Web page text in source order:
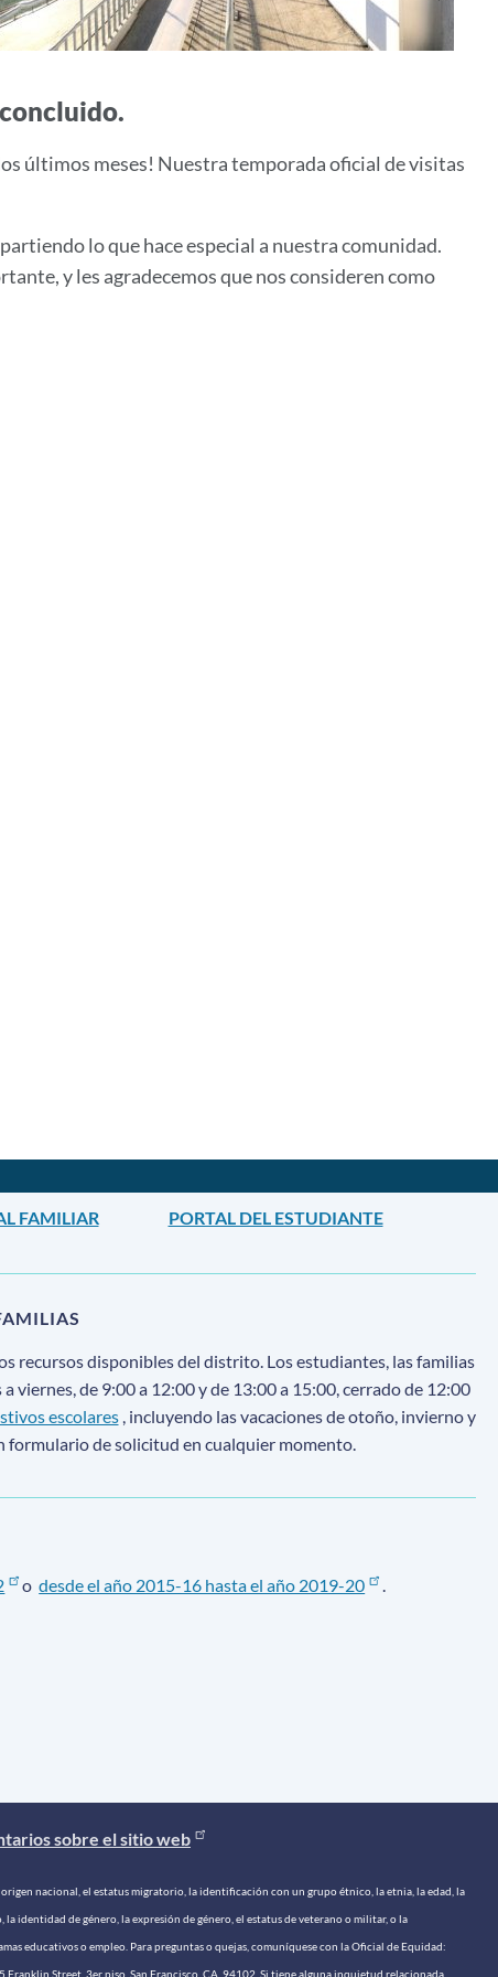
últimos meses! Nuestra temporada oficial de visitas
lo que hace especial a nuestra comunidad.
y les agradecemos que nos consideren como
FAMILIAR PORTAL DEL ESTUDIANTE
recursos disponibles del distrito. Los estudiantes, las familias
viernes, de 9:00 a 12:00 y de 13:00 a 15:00, cerrado de 12:00
escolares, incluyendo las vacaciones de otoño, invierno y
formulario de solicitud en cualquier momento.
odesde el año 2015-16 hasta el año 2019-20 .
sobre el sitio web
nacional, el estatus migratorio, la identificación con un grupo étnico, la etnia, la edad, la
identidad de género, la expresión de género, el estatus de veterano o militar, o la
educativos o empleo. Para preguntas o quejas, comuníquese con la Oficial de Equidad:
Street, 3er piso, San Francisco, CA, 94102. Si tiene alguna inquietud relacionada